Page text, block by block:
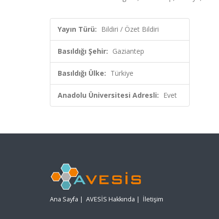
Yayın Türü: Bildiri / Özet Bildiri
Basıldığı Şehir: Gaziantep
Basıldığı Ülke: Türkiye
Anadolu Üniversitesi Adresli: Evet
Ana Sayfa | AVESİS Hakkında | İletişim